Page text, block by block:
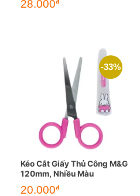
28.000
-33%
Kéo Cắt Giấy Thủ Công M&G
120mm, Nhiều Màu
Giá
20.000đGiá